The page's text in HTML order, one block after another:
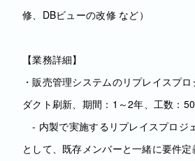
修、DBビューの改修 など）
【業務詳細】
・販売管理システムのリプレイスプ
ダクト刷新、期間：1～2年、工数：50
- 内製で実施するリプレイスプロジ
として、既存メンバーと一緒に要件